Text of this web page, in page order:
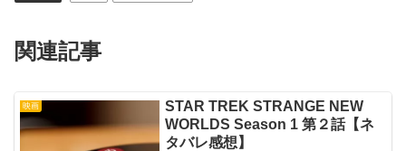
関連記事
映画
STAR TREK STRANGE NEW
WORLDS Season 1 第２話【ネ
タバレ感想】